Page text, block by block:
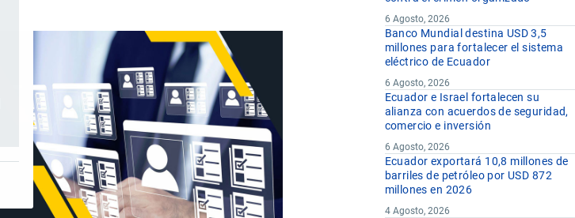
6 Agosto, 2026
Banco Mundial destina USD 3,5
millones para fortalecer el sistema
eléctrico de Ecuador
6 Agosto, 2026
Ecuador e Israel fortalecen su
alianza con acuerdos de seguridad,
comercio e inversión
6 Agosto, 2026
Ecuador exportará 10,8 millones de
barriles de petróleo por USD 872
millones en 2026
4 Agosto, 2026